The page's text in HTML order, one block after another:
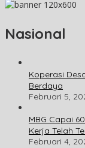
Nasional
Koperasi
Berdaya
Februari 5,
MBG Capai
Kerja Telah
Februari 4,